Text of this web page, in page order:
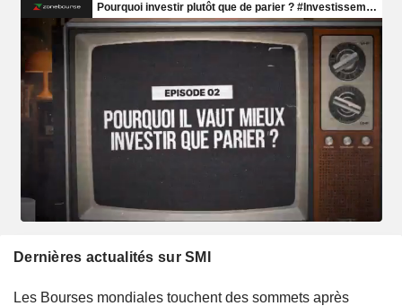
Dernières actualités sur SMI
Les Bourses mondiales touchent des sommets après